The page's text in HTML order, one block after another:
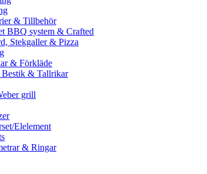
& Tillbehör
BBQ system & Crafted
Stekgaller & Pizza
& Förkläde
& Tallrikar
grill
Elelement
& Ringar